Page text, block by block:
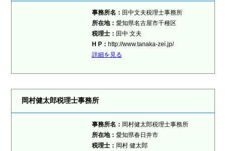
事務所名： 田中文夫税理士事務所
所在地： 愛知県名古屋市千種区
税理士： 田中 文夫
H P： http://www.tanaka-zei.jp/
詳細を見る
岡村健太郎税理士事務所
事務所名： 岡村健太郎税理士事務所
所在地： 愛知県春日井市
税理士： 岡村 健太郎